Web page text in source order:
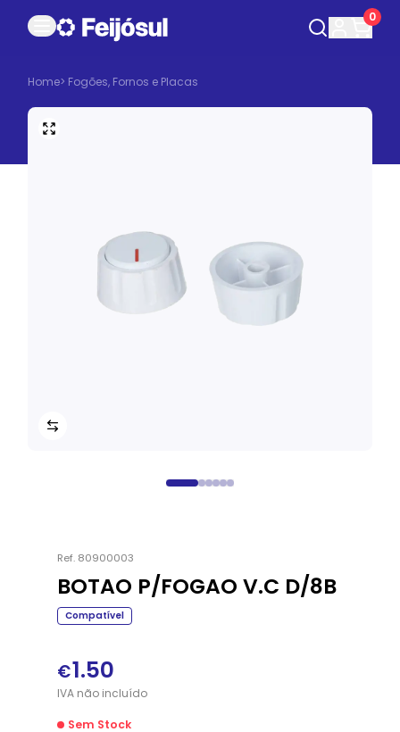
0
Home> Fogões, Fornos e Placas
Ref. 80900003
BOTAO P/FOGAO V.C D/8B
Compatível
€1.50
IVAnãoincluído
Sem Stock